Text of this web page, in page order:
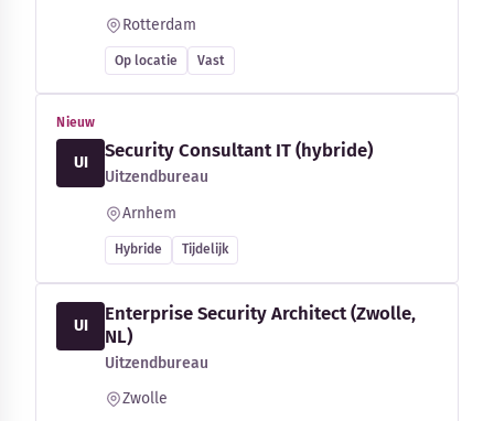
Rotterdam
Op locatie Vast
Nieuw
UI
Security Consultant IT (hybride)
Uitzendbureau
Arnhem
Hybride Tijdelijk
UI
Enterprise Security Architect (Zwolle,
NL)
Uitzendbureau
Zwolle